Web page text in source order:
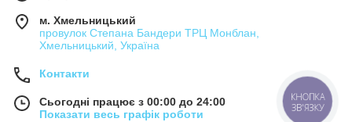
м. Хмельницький
провулок Степана Бандери ТРЦ Монблан,
Хмельницький, Україна
Контакти
Сьогодні працює з 00:00 до 24:00
Показати весь графік роботи
КНОПКА
ЗВ'ЯЗКУ